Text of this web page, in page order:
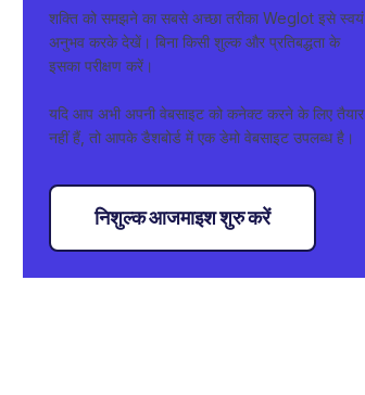
शक्ति को समझने का सबसे अच्छा तरीका Weglot इसे स्वयं
अनुभव करके देखें। बिना किसी शुल्क और प्रतिबद्धता के
इसका परीक्षण करें।
यदि आप अभी अपनी वेबसाइट को कनेक्ट करने के लिए तैयार
नहीं हैं, तो आपके डैशबोर्ड में एक डेमो वेबसाइट उपलब्ध है।
निशुल्क आजमाइश शुरु करें